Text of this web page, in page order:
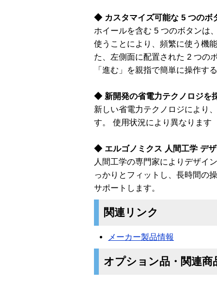
◆ カスタマイズ可能な 5 つのボ
ホイールを含む 5 つのボタンは
使うことにより、頻繁に使う機
た、左側面に配置された 2 つの
「進む」を親指で簡単に操作す
◆ 新開発の省電力テクノロジを
新しい省電力テクノロジにより
す。 使用状況により異なります
◆ エルゴノミクス 人間工学 デ
人間工学の専門家によりデザイ
っかりとフィットし、長時間の
サポートします。
関連リンク
メーカー製品情報
オプション品・関連商